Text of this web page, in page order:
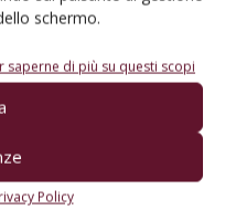
schermo.
saperne di più su questi scopi
Policy
sul mondo